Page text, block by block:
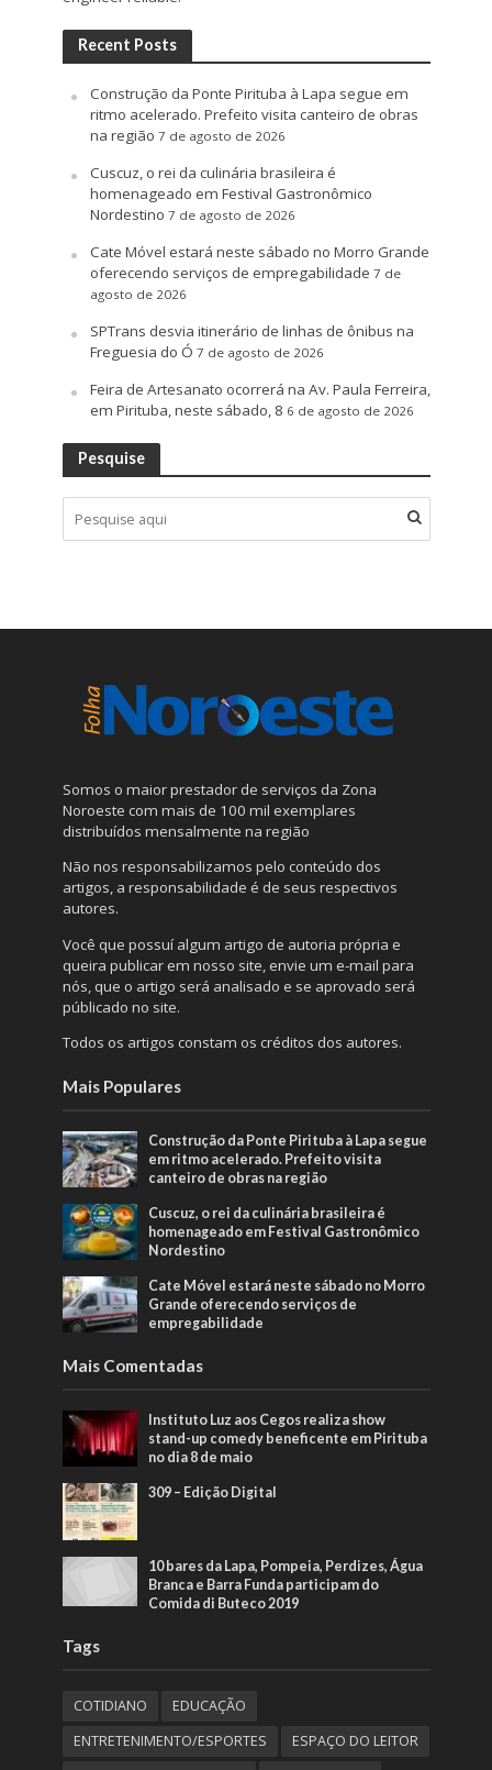
Recent Posts
Construção da Ponte Pirituba à Lapa segue em
ritmo acelerado. Prefeito visita canteiro de obras
na região 7 de agosto de 2026
Cuscuz, o rei da culinária brasileira é
homenageado em Festival Gastronômico
Nordestino 7 de agosto de 2026
Cate Móvel estará neste sábado no Morro Grande
oferecendo serviços de empregabilidade 7 de
agosto de 2026
SPTrans desvia itinerário de linhas de ônibus na
Freguesia do Ó 7 de agosto de 2026
Feira de Artesanato ocorrerá na Av. Paula Ferreira,
em Pirituba, neste sábado, 8 6 de agosto de 2026
Pesquise
Somos o maior prestador de serviços da Zona
Noroeste com mais de 100 mil exemplares
distribuídos mensalmente na região
Não nos responsabilizamos pelo conteúdo dos
artigos, a responsabilidade é de seus respectivos
autores.
Você que possuí algum artigo de autoria própria e
queira publicar em nosso site, envie um e-mail para
nós, que o artigo será analisado e se aprovado será
públicado no site.
Todos os artigos constam os créditos dos autores.
Mais Populares
Construção da Ponte Pirituba à Lapa segue
em ritmo acelerado. Prefeito visita
canteiro de obras na região
Cuscuz, o rei da culinária brasileira é
homenageado em Festival Gastronômico
Nordestino
Cate Móvel estará neste sábado no Morro
Grande oferecendo serviços de
empregabilidade
Mais Comentadas
Instituto Luz aos Cegos realiza show
stand-up comedy beneficente em Pirituba
no dia 8 de maio
309 – Edição Digital
10 bares da Lapa, Pompeia, Perdizes, Água
Branca e Barra Funda participam do
Comida di Buteco 2019
Tags
COTIDIANO
EDUCAÇÃO
ENTRETENIMENTO/ESPORTES
ESPAÇO DO LEITOR